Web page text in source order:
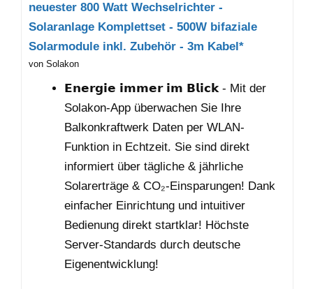
neuester 800 Watt Wechselrichter -
Solaranlage Komplettset - 500W bifaziale
Solarmodule inkl. Zubehör - 3m Kabel*
von Solakon
𝗘𝗻𝗲𝗿𝗴𝗶𝗲 𝗶𝗺𝗺𝗲𝗿 𝗶𝗺 𝗕𝗹𝗶𝗰𝗸 - Mit der
Solakon-App überwachen Sie Ihre
Balkonkraftwerk Daten per WLAN-
Funktion in Echtzeit. Sie sind direkt
informiert über tägliche & jährliche
Solarerträge & CO₂-Einsparungen! Dank
einfacher Einrichtung und intuitiver
Bedienung direkt startklar! Höchste
Server-Standards durch deutsche
Eigenentwicklung!